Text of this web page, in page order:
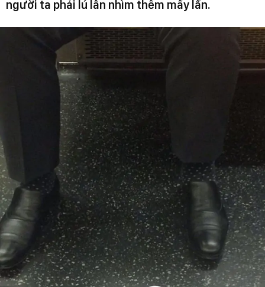
người ta phải lú lẫn nhìm thêm mấy lần.